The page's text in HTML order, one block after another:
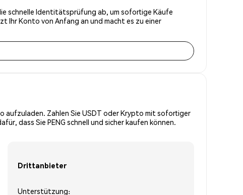
schnelle Identitätsprüfung ab, um sofortige Käufe
Ihr Konto von Anfang an und macht es zu einer
aufzuladen. Zahlen Sie USDT oder Krypto mit sofortiger
dass Sie PENG schnell und sicher kaufen können.
Drittanbieter
Unterstützung: